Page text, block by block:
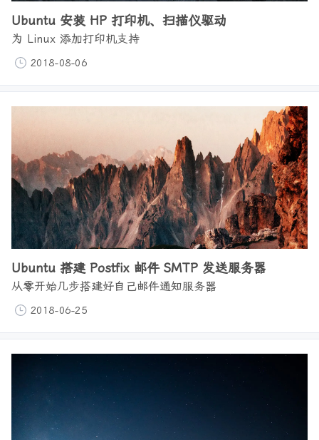
Ubuntu 安装 HP 打印机、扫描仪驱动
为 Linux 添加打印机支持
2018-08-06
Ubuntu 搭建 Postfix 邮件 SMTP 发送服务器
从零开始几步搭建好自己邮件通知服务器
2018-06-25